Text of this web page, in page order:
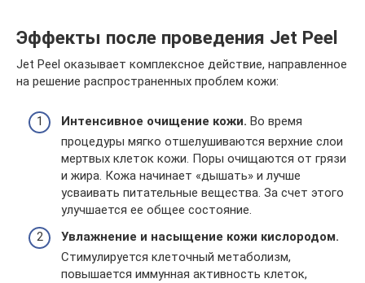
Эффекты после проведения Jet Peel
Jet Peel оказывает комплексное действие, направленное
на решение распространенных проблем кожи:
Интенсивное очищение кожи. Во время
процедуры мягко отшелушиваются верхние слои
мертвых клеток кожи. Поры очищаются от грязи
и жира. Кожа начинает «дышать» и лучше
усваивать питательные вещества. За счет этого
улучшается ее общее состояние.
Увлажнение и насыщение кожи кислородом.
Стимулируется клеточный метаболизм,
повышается иммунная активность клеток,